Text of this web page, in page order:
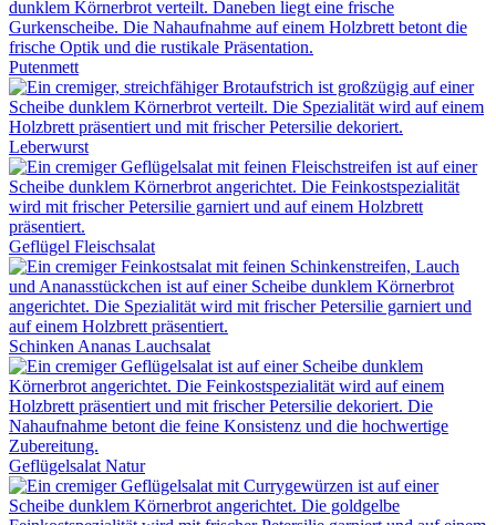
Putenmett
Leberwurst
Geflügel Fleischsalat
Schinken Ananas Lauchsalat
Geflügelsalat Natur